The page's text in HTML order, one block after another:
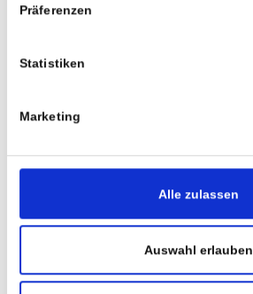
Präferenzen
Statistiken
Marketing
Alle zulassen
Auswahl erlauben